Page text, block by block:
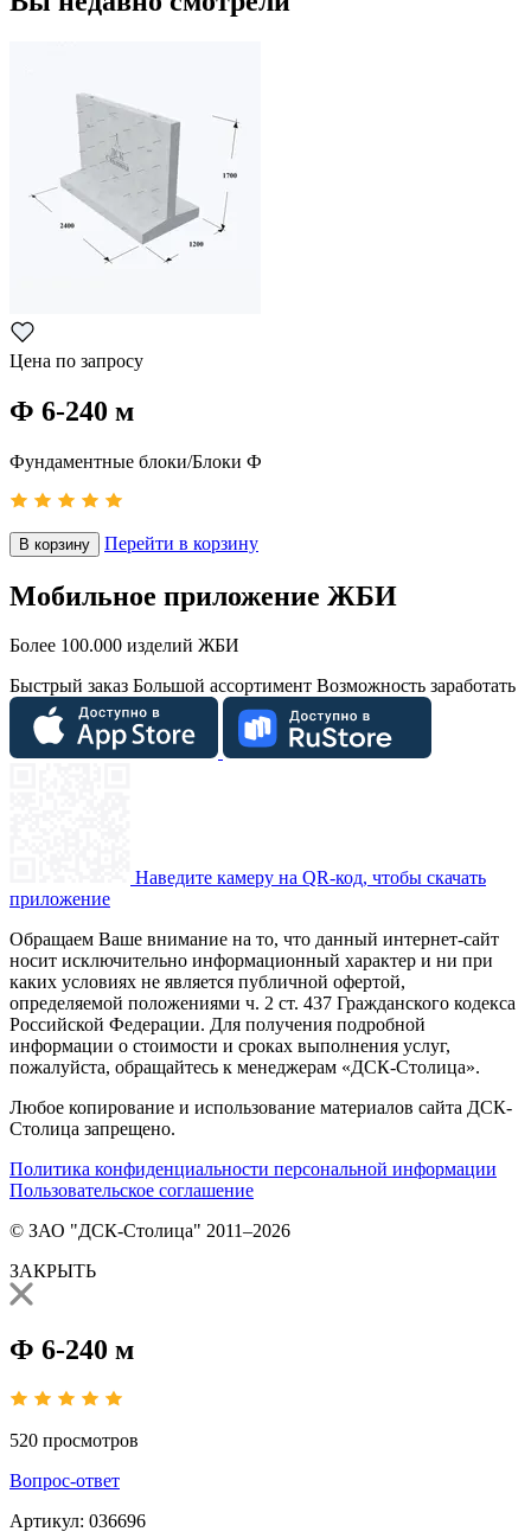
Цена по запросу
Ф 6-240 м
Фундаментные блоки/Блоки Ф
В корзину Перейти в корзину
Мобильное приложение ЖБИ
Более 100.000 изделий ЖБИ
Быстрый заказ Большой ассортимент Возможность заработать
Наведите камеру на QR-код, чтобы скачать
приложение
Обращаем Ваше внимание на то, что данный интернет-сайт
носит исключительно информационный характер и ни при
каких условиях не является публичной офертой,
определяемой положениями ч. 2 ст. 437 Гражданского кодекса
Российской Федерации. Для получения подробной
информации о стоимости и сроках выполнения услуг,
пожалуйста, обращайтесь к менеджерам «ДСК-Столица».
Любое копирование и использование материалов сайта ДСК-
Столица запрещено.
Политика конфиденциальности персональной информации
Пользовательское соглашение
© ЗАО "ДСК-Столица" 2011–2026
ЗАКРЫТЬ
Ф 6-240 м
520 просмотров
Вопрос-ответ
Артикул: 036696